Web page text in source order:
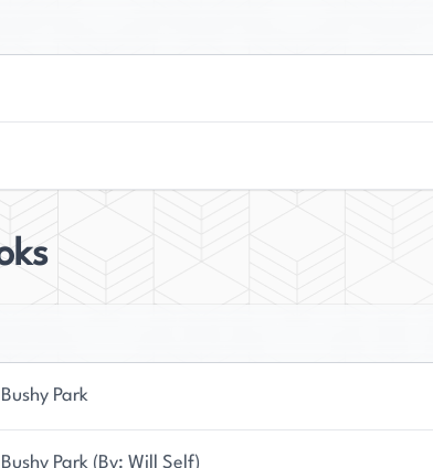
Park
Park (By: Will Self)